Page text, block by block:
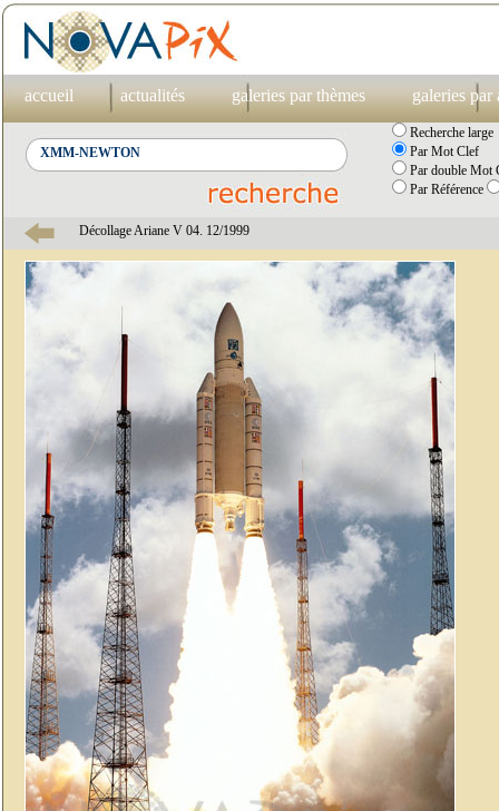
accueil actualités galeries par thèmes galeries par
Recherche large
Par Mot Clef
Par double Mot
Par Référence
Décollage Ariane V 04. 12/1999